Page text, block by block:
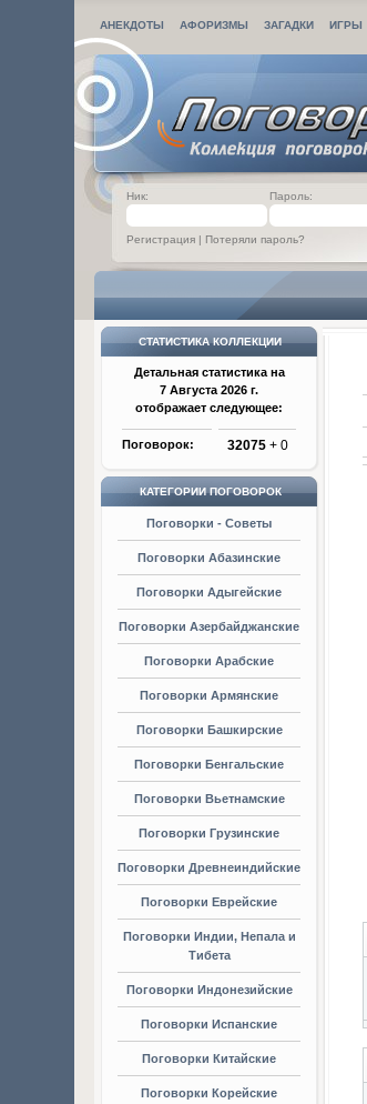
АНЕКДОТЫ АФОРИЗМЫ ЗАГАДКИ ИГРЫ
Ник: Пароль:
Регистрация | Потеряли пароль?
СТАТИСТИКА КОЛЛЕКЦИИ
Детальная статистика на
7 Августа 2026 г.
отображает следующее:
Поговорок: 32075 + 0
КАТЕГОРИИ ПОГОВОРОК
Поговорки - Советы
Поговорки Абазинские
Поговорки Адыгейские
Поговорки Азербайджанские
Поговорки Арабские
Поговорки Армянские
Поговорки Башкирские
Поговорки Бенгальские
Поговорки Вьетнамские
Поговорки Грузинские
Поговорки Древнеиндийские
Поговорки Еврейские
Поговорки Индии, Непала и
Тибета
Поговорки Индонезийские
Поговорки Испанские
Поговорки Китайские
Поговорки Корейские